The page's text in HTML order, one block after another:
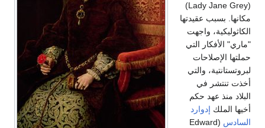
(Lady Jane Grey)
مكانها. بسبب عقيدتها
الكاثوليكية، واجهت
"ماري" الأفكار التي
حملتها الإصلاحات
لبروتستانتية، والتي
أخذت تنتشر في
البلاد منذ عهد حكم
أخيها الملك إدوارد
السادس
(Edward